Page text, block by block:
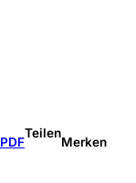
PDF
Teilen
Merken